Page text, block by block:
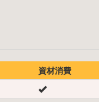
資材消費